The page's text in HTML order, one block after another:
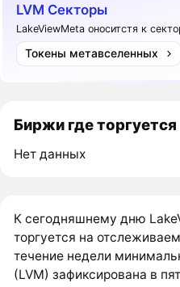
LVM Секторы
LakeViewMeta оноситстя к
Токены метавселенных
Биржи где торгуется
Нет данных
К сегодняшнему дню
торгуется на
течение недели
(LVM) зафиксирована в